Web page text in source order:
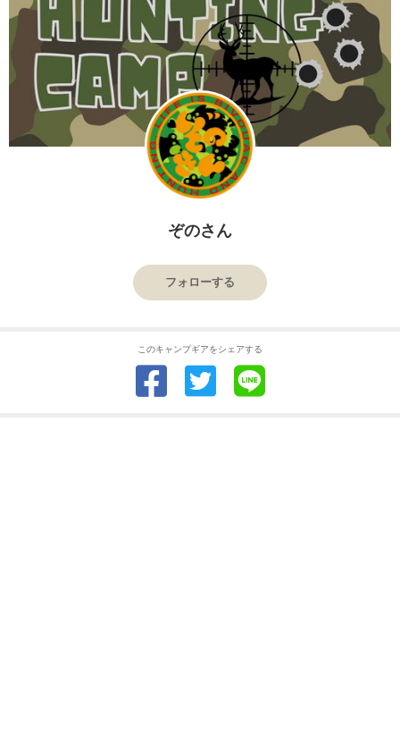
ぞのさん
フォローする
このキャンプギアをシェアする